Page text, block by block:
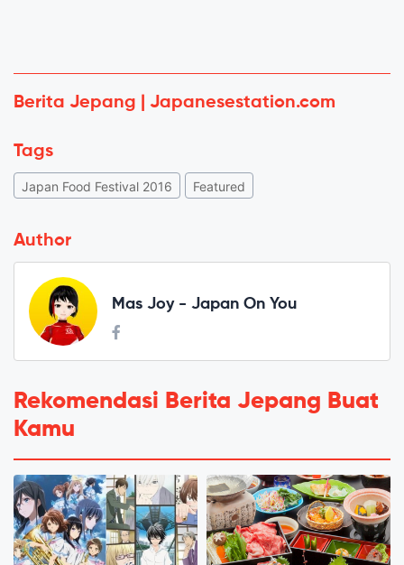
Berita Jepang | Japanesestation.com
Tags
Japan Food Festival 2016 Featured
Author
Mas Joy - Japan On You
Rekomendasi Berita Jepang Buat
Kamu